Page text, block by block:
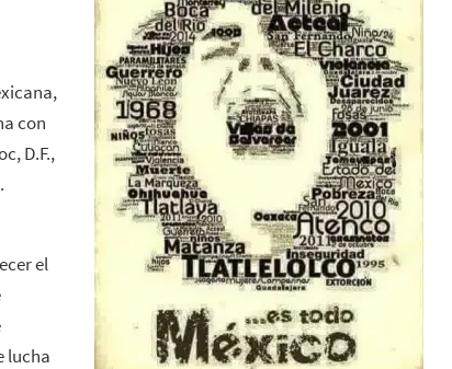
con
D.F.,
el
lucha